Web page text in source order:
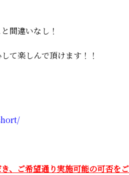
間違いなし！
て楽しんで頂けます！！
ご希望通り実施可能の可否を